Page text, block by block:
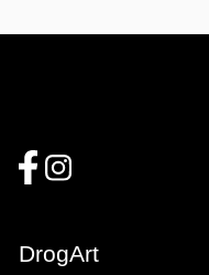
DrogArt